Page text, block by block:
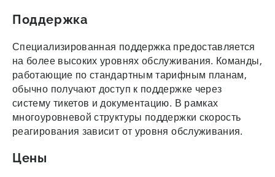
Поддержка
Специализированная поддержка предоставляется
на более высоких уровнях обслуживания. Команды,
работающие по стандартным тарифным планам,
обычно получают доступ к поддержке через
систему тикетов и документацию. В рамках
многоуровневой структуры поддержки скорость
реагирования зависит от уровня обслуживания.
Цены